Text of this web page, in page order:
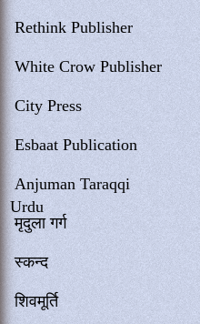
Rethink Publisher
White Crow Publisher
City Press
Esbaat Publication
Anjuman Taraqqi
Urdu
मृदुला गर्ग
स्कन्द
शिवमूर्ति